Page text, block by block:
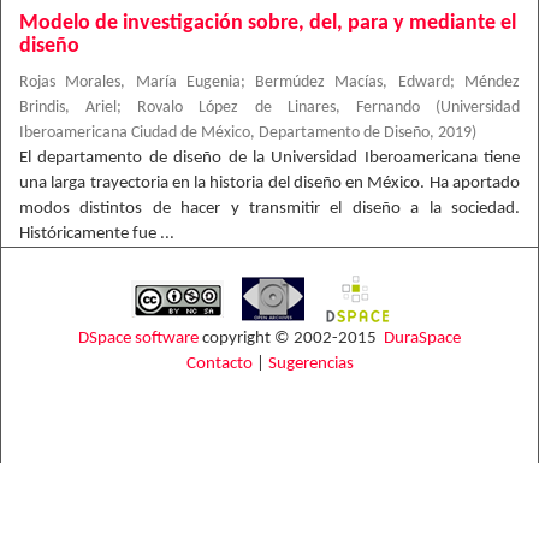
Modelo de investigación sobre, del, para y mediante el
diseño
Rojas Morales, María Eugenia; Bermúdez Macías, Edward;
Méndez
Brindis, Ariel ; Rovalo López de Linares, Fernando (Universidad
Iberoamericana Ciudad de México, Departamento de Diseño, 2019)
El departamento de diseño de la Universidad Iberoamericana tiene
una larga trayectoria en la historia del diseño en México. Ha aportado
modos distintos de hacer y transmitir el diseño a la sociedad.
Históricamente fue ...
DSpace software copyright © 2002-2015 DuraSpace
Contacto| Sugerencias